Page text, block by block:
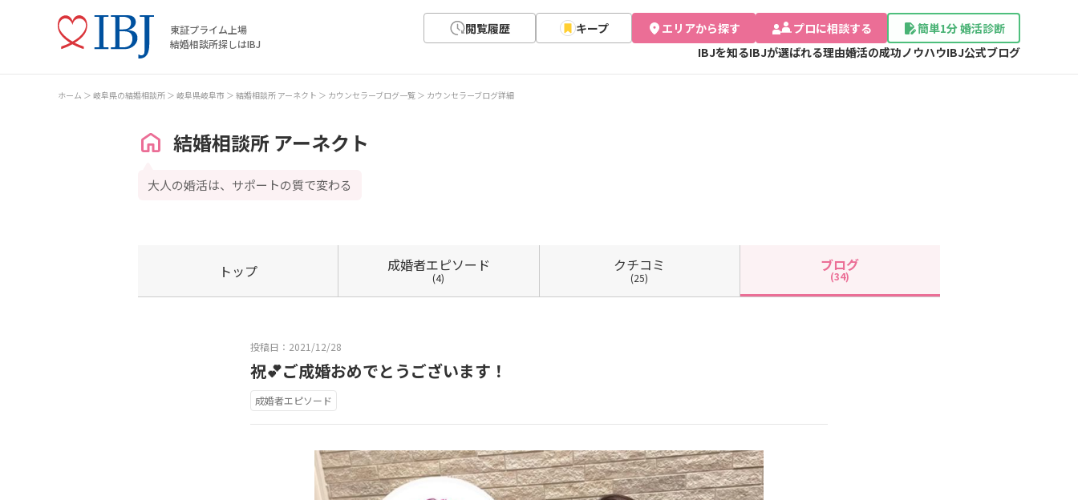
東証プライム上場
結婚相談所探しはIBJ
閲覧履歴 キープ エリアから探す プロに相談する
簡単1分 婚活診断
IBJを知るIBJが選ばれる理由婚活の成功ノウハウIBJ公式ブログ
ホーム 岐阜県の結婚相談所 岐阜県岐阜市 結婚相談所 アーネクト カウンセラーブログ一覧 カウンセラーブログ詳細
結婚相談所 アーネクト
大人の婚活は、サポートの質で変わる
トップ 成婚者エピソード
(4)
クチコミ
(25)
ブログ
(34)
投稿日：2021/12/28
祝💕ご成婚おめでとうございます！
成婚者エピソード